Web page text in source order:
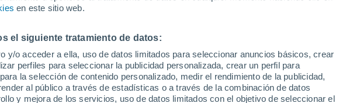
en este sitio web.
el siguiente tratamiento de datos:
y/o acceder a ella, uso de datos limitados para seleccionar anuncios básicos, crear
perfiles para seleccionar la publicidad personalizada, crear un perfil para
la selección de contenido personalizado, medir el rendimiento de la publicidad,
al público a través de estadísticas o a través de la combinación de datos
y mejora de los servicios, uso de datos limitados con el objetivo de seleccionar el